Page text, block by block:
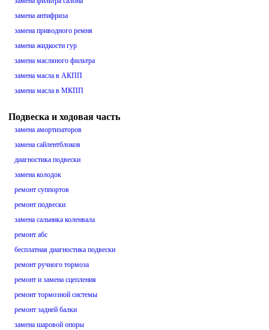
замена антифриза
замена приводного ремня
замена жидкости гур
замена масляного фильтра
замена масла в АКПП
замена масла в МКПП
Подвеска и ходовая часть
замена амортизаторов
замена сайлентблоков
диагностика подвески
замена колодок
ремонт суппортов
ремонт подвески
замена сальника коленвала
ремонт абс
бесплатная диагностика подвески
ремонт ручного тормоза
ремонт и замена сцепления
ремонт тормозной системы
ремонт задней балки
замена шаровой опоры